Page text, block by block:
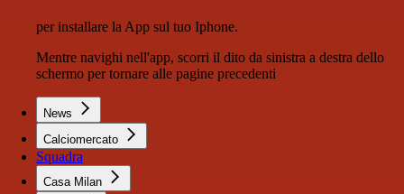
per installare la App sul tuo Iphone.
Mentre navighi nell'app, scorri il dito da sinistra a destra dello
schermo per tornare alle pagine precedenti
News
Calciomercato
Squadra
Casa Milan